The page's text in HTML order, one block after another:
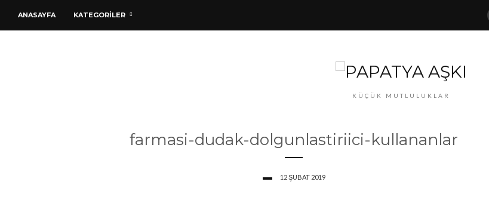
ANASAYFA KATEGORİLER
KÜÇÜK MUTLULUKLAR
farmasi-dudak-dolgunlastiriici-kullananlar
12 ŞUBAT 2019